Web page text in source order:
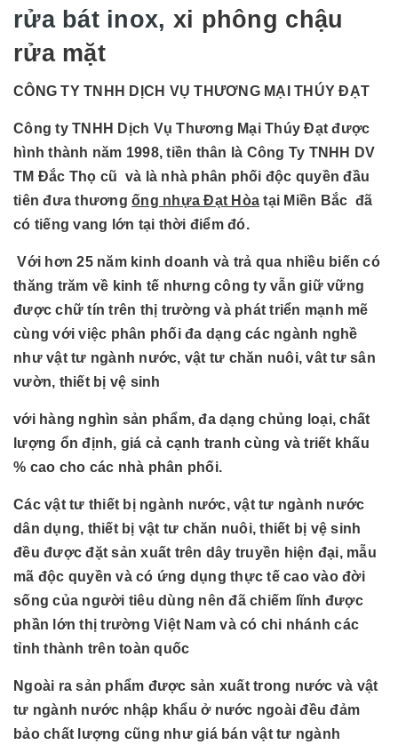
rửa bát inox, xi phông chậu
rửa mặt
CÔNG TY TNHH DỊCH VỤ THƯƠNG MẠI THÚY ĐẠT
Công ty TNHH Dịch Vụ Thương Mại Thúy Đạt được
hình thành năm 1998, tiền thân là Công Ty TNHH DV
TM Đắc Thọ cũ và là nhà phân phối độc quyền đầu
tiên đưa thương ống nhựa Đạt Hòa tại Miền Bắc đã
có tiếng vang lớn tại thời điểm đó.
Với hơn 25 năm kinh doanh và trả qua nhiều biến có
thăng trăm về kinh tế nhưng công ty vẫn giữ vững
được chữ tín trên thị trường và phát triển mạnh mẽ
cùng với việc phân phối đa dạng các ngành nghề
như vật tư ngành nước, vật tư chăn nuôi, vât tư sân
vườn, thiết bị vệ sinh
với hàng nghìn sản phẩm, đa dạng chủng loại, chất
lượng ổn định, giá cả cạnh tranh cùng và triết khấu
% cao cho các nhà phân phối.
Các vật tư thiết bị ngành nước, vật tư ngành nước
dân dụng, thiết bị vật tư chăn nuôi, thiết bị vệ sinh
đều được đặt sản xuất trên dây truyền hiện đại, mẫu
mã độc quyền và có ứng dụng thực tế cao vào đời
sống của người tiêu dùng nên đã chiếm lĩnh được
phần lớn thị trường Việt Nam và có chi nhánh các
tỉnh thành trên toàn quốc
Ngoài ra sản phẩm được sản xuất trong nước và vật
tư ngành nước nhập khẩu ở nước ngoài đều đảm
bảo chất lượng cũng như giá bán vật tư ngành